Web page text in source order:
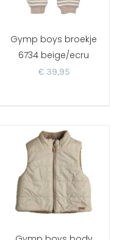
Gymp boys broekje
6734 beige/ecru
€39,95